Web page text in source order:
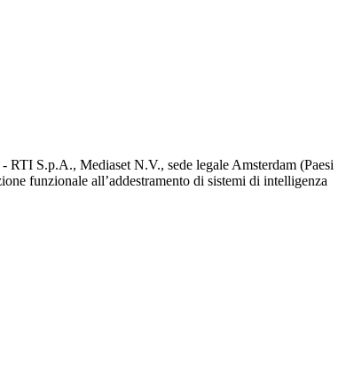
S.p.A., Mediaset N.V., sede legale Amsterdam (Paesi
funzionale all’addestramento di sistemi di intelligenza